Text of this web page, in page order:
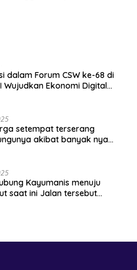
dalam Forum CSW ke-68 di
Wujudkan Ekonomi Digital
setempat terserang
akibat banyak nya
Kayumanis menuju
saat ini Jalan tersebut